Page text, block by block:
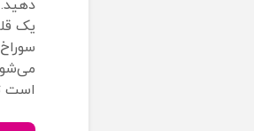
دهید.
یک
است